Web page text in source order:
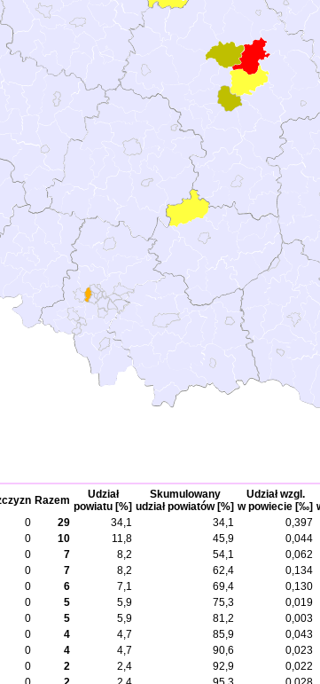
Razem
Udział
powiatu [%]
Skumulowany
udział powiatów [%]
Udział wzgl.
w powiecie [‰]
0 29 34,1 34,1 0,397
0 10 11,8 45,9 0,044
0 7 8,2 54,1 0,062
0 7 8,2 62,4 0,134
0 6 7,1 69,4 0,130
0 5 5,9 75,3 0,019
0 5 5,9 81,2 0,003
0 4 4,7 85,9 0,043
0 4 4,7 90,6 0,023
0 2 2,4 92,9 0,022